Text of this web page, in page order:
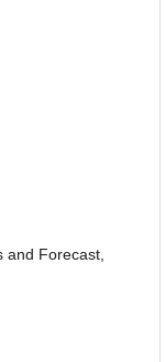
and Forecast,